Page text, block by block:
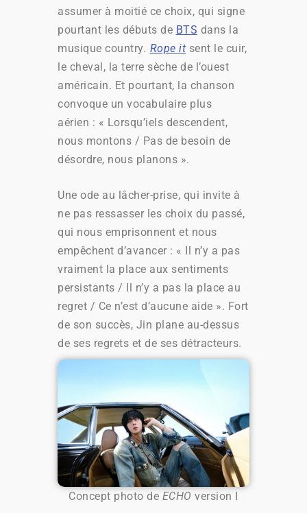
assumer à moitié ce choix, qui signe
pourtant les débuts de BTS dans la
musique country. Rope it sent le cuir,
le cheval, la terre sèche de l’ouest
américain. Et pourtant, la chanson
convoque un vocabulaire plus
aérien : « Lorsqu’iels descendent,
nous montons / Pas de besoin de
désordre, nous planons ».
Une ode au lâcher-prise, qui invite à
ne pas ressasser les choix du passé,
qui nous emprisonnent et nous
empêchent d’avancer : « Il n’y a pas
vraiment la place aux sentiments
persistants / Il n’y a pas la place au
regret / Ce n’est d’aucune aide ». Fort
de son succès, Jin plane au-dessus
de ses regrets et de ses détracteurs.
Concept photo de ECHO version I